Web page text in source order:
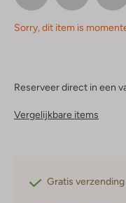
Sorry, dit item is
Reserveer direct in een
Vergelijkbare items
Gratis verzending